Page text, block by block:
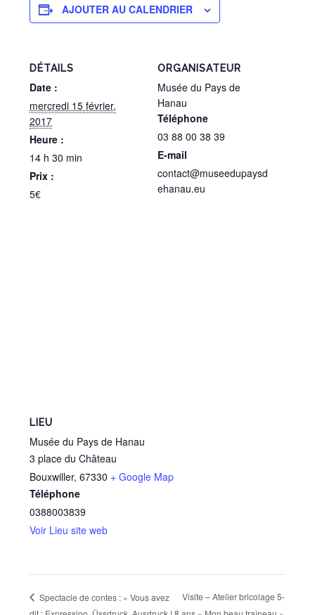
AJOUTER AU CALENDRIER
DÉTAILS
Date :
mercredi 15 février,
2017
Heure :
14 h 30 min
Prix :
5€
ORGANISATEUR
Musée du Pays de
Hanau
Téléphone
03 88 00 38 39
E-mail
contact@museedupaysd
ehanau.eu
LIEU
Musée du Pays de Hanau
3 place du Château
Bouxwiller, 67330 + Google Map
Téléphone
0388003839
Voir Lieu site web
Spectacle de contes : « Vous avez
Visite – Atelier bricolage 5-